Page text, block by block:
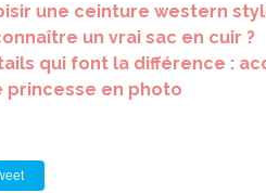
une ceinture western
un vrai sac en cuir ?
qui font la différence :
princesse en photo